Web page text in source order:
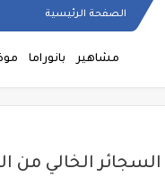
الصفحة الرئيسية
مشاهير بانوراما
الخالي من